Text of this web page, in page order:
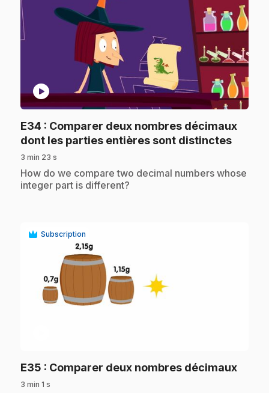
play_circle
E34 : Comparer deux nombres décimaux
dont les parties entières sont distinctes.
3 min 23 s
.How do we compare two decimal numbers whose
integer part is different?
Subscription
E35 : Comparer deux nombres décimaux.
3 min 1 s